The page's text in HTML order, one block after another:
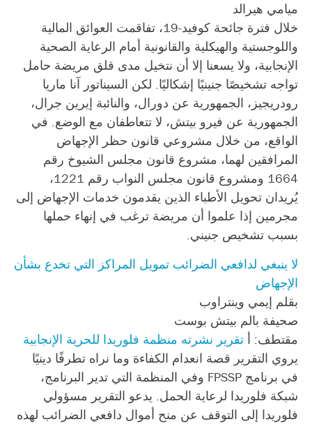
ميامي هيرالد
خلال فترة جائحة كوفيد-19، تفاقمت العوائق المالية
واللوجستية والهيكلية والقانونية أمام الرعاية الصحية
الإنجابية، ولا يسعنا إلا أن نتخيل مدى قلق مريضة حامل
تواجه تشخيصًا جنينيًا إشكاليًا. لكن السيناتور آنا ماريا
رودريجيز، الجمهورية عن دورال، والنائبة إيرين جرال،
الجمهورية عن فيرو بيتش، لا تتعاطفان مع الوضع. في
الواقع، من خلال مشروعي قانون حظر الإجهاض
المرافقين لهما، مشروع قانون مجلس الشيوخ رقم
1664 ومشروع قانون مجلس النواب رقم 1221،
يُريدان تحويل الأطباء الذين يقدمون خدمات الإجهاض إلى
مجرمين إذا علموا أن مريضة ترغب في إنهاء حملها
بسبب تشخيص جنيني.
لا ينبغي لدافعي الضرائب تمويل المراكز التي تخدع بشأن
الإجهاض
بقلم إيمي وينتراوب
صحيفة بالم بيتش بوست
مقتطف: أ تقرير نشرته منظمة فلوريدا للحرية الإنجابية
يروي التقرير قصة انعدام الكفاءة وما نراه تطرفًا دينيًا
في برنامج FPSSP وفي المنظمة التي تدير البرنامج،
شبكة فلوريدا لرعاية الحمل. يدعو التقرير مسؤولي
فلوريدا إلى التوقف عن منح أموال دافعي الضرائب لهذه